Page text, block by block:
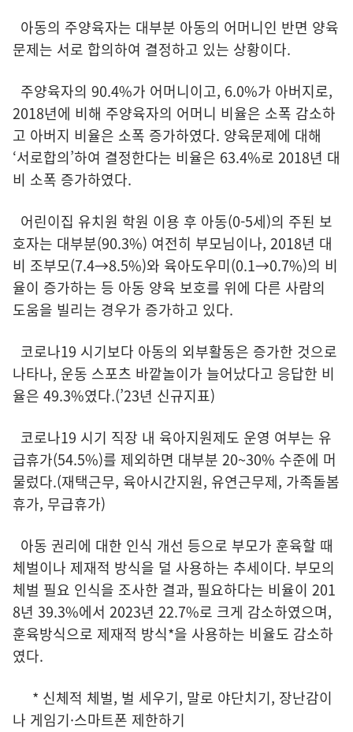
아동의 주양육자는 대부분 아동의 어머니인 반면 양육
문제는 서로 합의하여 결정하고 있는 상황이다.
주양육자의 90.4%가 어머니이고, 6.0%가 아버지로,
2018년에 비해 주양육자의 어머니 비율은 소폭 감소하
고 아버지 비율은 소폭 증가하였다. 양육문제에 대해
‘서로합의’하여 결정한다는 비율은 63.4%로 2018년 대
비 소폭 증가하였다.
어린이집 유치원 학원 이용 후 아동(0-5세)의 주된 보
호자는 대부분(90.3%) 여전히 부모님이나, 2018년 대
비 조부모(7.4→8.5%)와 육아도우미(0.1→0.7%)의 비
율이 증가하는 등 아동 양육 보호를 위에 다른 사람의
도움을 빌리는 경우가 증가하고 있다.
코로나19 시기보다 아동의 외부활동은 증가한 것으로
나타나, 운동 스포츠 바깥놀이가 늘어났다고 응답한 비
율은 49.3%였다.(’23년 신규지표)
코로나19 시기 직장 내 육아지원제도 운영 여부는 유
급휴가(54.5%)를 제외하면 대부분 20~30% 수준에 머
물렀다.(재택근무, 육아시간지원, 유연근무제, 가족돌봄
휴가, 무급휴가)
아동 권리에 대한 인식 개선 등으로 부모가 훈육할 때
체벌이나 제재적 방식을 덜 사용하는 추세이다. 부모의
체벌 필요 인식을 조사한 결과, 필요하다는 비율이 201
8년 39.3%에서 2023년 22.7%로 크게 감소하였으며,
훈육방식으로 제재적 방식*을 사용하는 비율도 감소하
였다.
* 신체적 체벌, 벌 세우기, 말로 야단치기, 장난감이
나 게임기·스마트폰 제한하기